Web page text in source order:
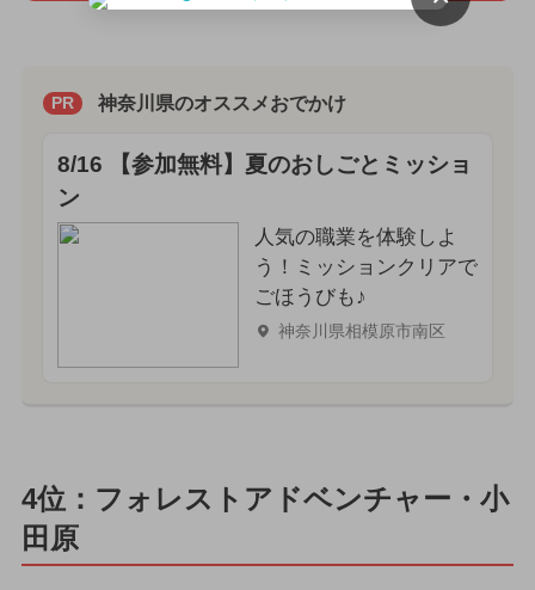
PR 神奈川県のオススメおでかけ
8/16 【参加無料】夏のおしごとミッショ
ン
人気の職業を体験しよ
う！ミッションクリアで
ごほうびも♪
神奈川県相模原市南区
4位：フォレストアドベンチャー・小
田原